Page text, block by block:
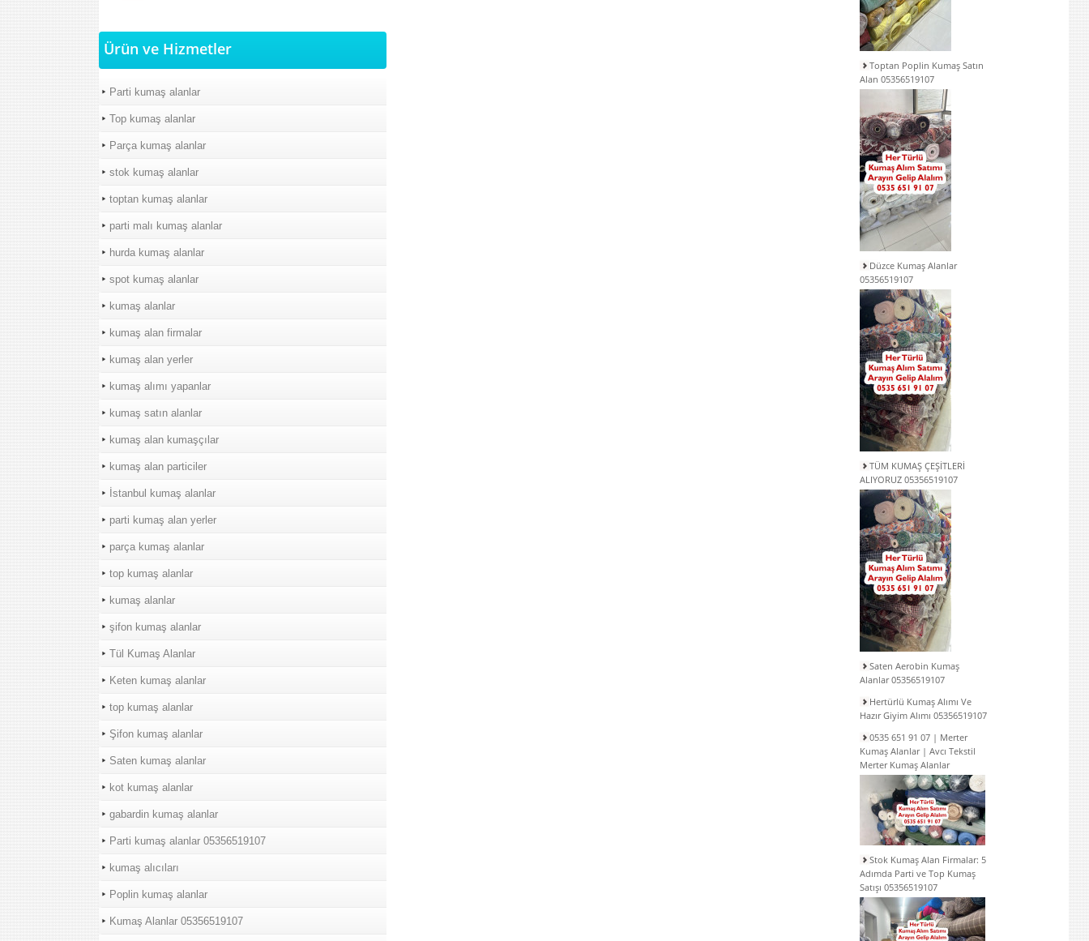
Ürün ve Hizmetler
Parti kumaş alanlar
Top kumaş alanlar
Parça kumaş alanlar
stok kumaş alanlar
toptan kumaş alanlar
parti malı kumaş alanlar
hurda kumaş alanlar
spot kumaş alanlar
kumaş alanlar
kumaş alan firmalar
kumaş alan yerler
kumaş alımı yapanlar
kumaş satın alanlar
kumaş alan kumaşçılar
kumaş alan particiler
İstanbul kumaş alanlar
parti kumaş alan yerler
parça kumaş alanlar
top kumaş alanlar
kumaş alanlar
şifon kumaş alanlar
Tül Kumaş Alanlar
Keten kumaş alanlar
top kumaş alanlar
Şifon kumaş alanlar
Saten kumaş alanlar
kot kumaş alanlar
gabardin kumaş alanlar
Parti kumaş alanlar 05356519107
kumaş alıcıları
Poplin kumaş alanlar
Kumaş Alanlar 05356519107
Toptan Poplin Kumaş Satın
Alan 05356519107
Düzce Kumaş Alanlar
05356519107
TÜM KUMAŞ ÇEŞİTLERİ
ALIYORUZ 05356519107
Saten Aerobin Kumaş
Alanlar 05356519107
Hertürlü Kumaş Alımı Ve
Hazır Giyim Alımı 05356519107
0535 651 91 07 | Merter
Kumaş Alanlar | Avcı Tekstil
Merter Kumaş Alanlar
Stok Kumaş Alan Firmalar: 5
Adımda Parti ve Top Kumaş
Satışı 05356519107